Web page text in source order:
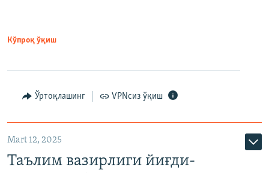
Кўпроқ ўқиш
Ўртоқлашинг VPNсиз ўқиш
Mart 12, 2025
Таълим вазирлиги йиғди-